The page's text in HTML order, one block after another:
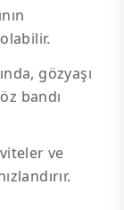
gözyaşı
bandı
ve